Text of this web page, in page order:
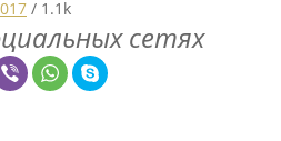
/ 1.1k
сетях